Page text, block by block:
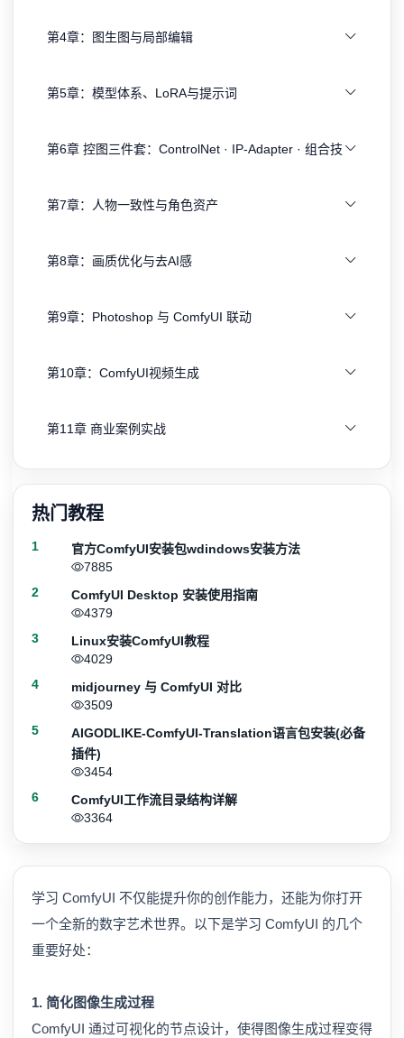
学习 ComfyUI 不仅能提升你的创作能力，还能为你打开
一个全新的数字艺术世界。以下是学习 ComfyUI 的几个
重要好处：
1. 简化图像生成过程
ComfyUI 通过可视化的节点设计，使得图像生成过程变得
第4章：图生图与局部编辑
第5章：模型体系、LoRA与提示词
第6章 控图三件套：ControlNet · IP-Adapter · 组合技
第7章：人物一致性与角色资产
第8章：画质优化与去AI感
第9章：Photoshop 与 ComfyUI 联动
第10章：ComfyUI视频生成
第11章 商业案例实战
热门教程
1
官方ComfyUI安装包wdindows安装方法
7885
2
ComfyUI Desktop 安装使用指南
4379
3
Linux安装ComfyUI教程
4029
4
midjourney 与 ComfyUI 对比
3509
5
AIGODLIKE-ComfyUI-Translation语言包安装(必备
插件)
3454
6
ComfyUI工作流目录结构详解
3364